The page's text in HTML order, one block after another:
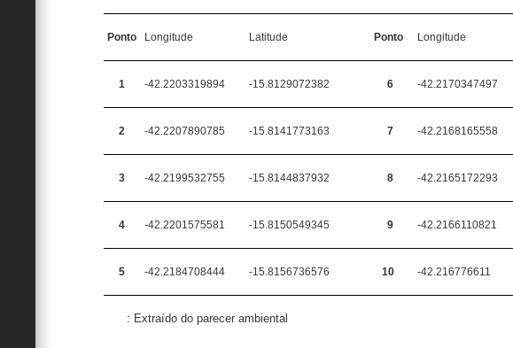
Ponto Longitude Latitude Ponto Longitude
1 -42.2203319894 -15.8129072382 6 -42.2170347497
2 -42.2207890785 -15.8141773163 7 -42.2168165558
3 -42.2199532755 -15.8144837932 8 -42.2165172293
4 -42.2201575581 -15.8150549345 9 -42.2166110821
5 -42.2184708444 -15.8156736576 10 -42.216776611
: Extraído do parecer ambiental